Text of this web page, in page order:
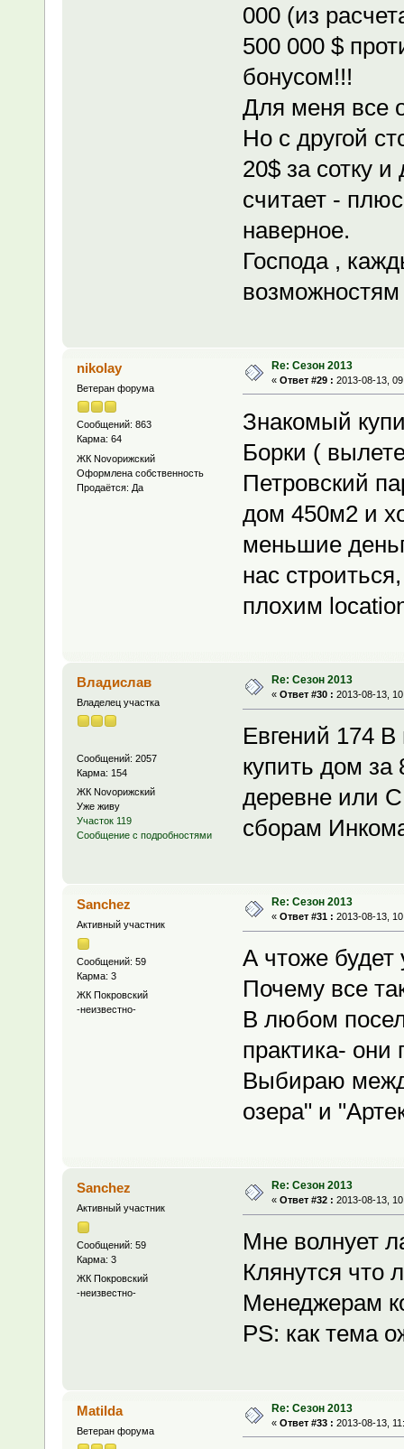
000 (из
500 000 $
бонусом!!!
Для меня все
Но с другой
20$ за сотку
считает -
наверное.
Господа ,
возможностям
nikolay
Ветеран форума
Сообщений: 863
Карма: 64
ЖК Novoрижский
Оформлена собственность
Продаётся: Да
Re: Сезон 2013
« Ответ #29 : 2013-08-13,
Знакомый
Борки (
Петровский
дом 450м2 и
меньшие
нас
плохим
Владислав
Владелец участка
Сообщений: 2057
Карма: 154
ЖК Novoрижский
Уже живу
Участок 119
Сообщение с подробностями
Re: Сезон 2013
« Ответ #30 : 2013-08-13,
Евгений 174
купить дом
деревне или
сборам
Sanchez
Активный участник
Сообщений: 59
Карма: 3
ЖК Покровский
-неизвестно-
Re: Сезон 2013
« Ответ #31 : 2013-08-13,
А чтоже будет
Почему все
В любом
практика-
Выбираю
озера" и
Sanchez
Активный участник
Сообщений: 59
Карма: 3
ЖК Покровский
-неизвестно-
Re: Сезон 2013
« Ответ #32 : 2013-08-13,
Мне волнует
Клянутся что
Менеджерам
PS: как тема
Matilda
Ветеран форума
Re: Сезон 2013
« Ответ #33 : 2013-08-13,